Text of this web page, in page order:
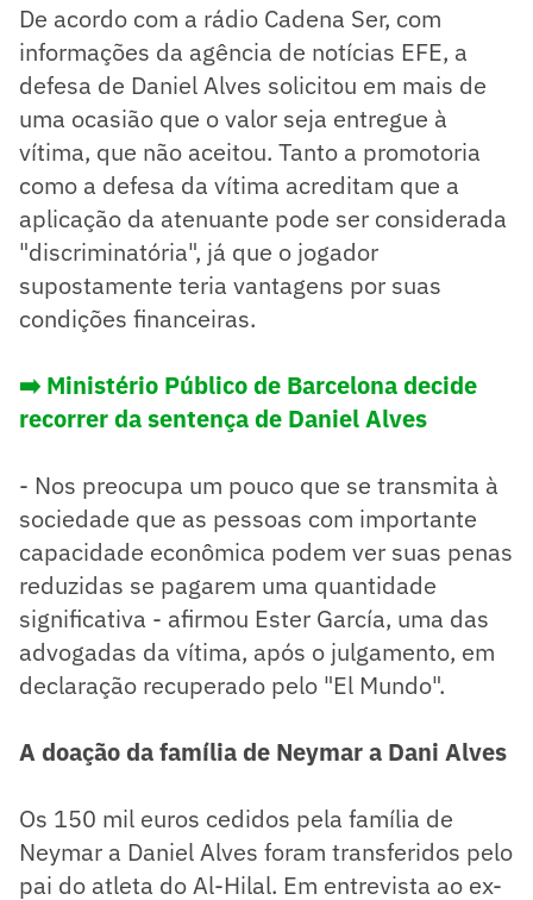
De acordo com a rádio Cadena Ser, com
informações da agência de notícias EFE, a
defesa de Daniel Alves solicitou em mais de
uma ocasião que o valor seja entregue à
vítima, que não aceitou. Tanto a promotoria
como a defesa da vítima acreditam que a
aplicação da atenuante pode ser considerada
"discriminatória", já que o jogador
supostamente teria vantagens por suas
condições financeiras.
➡️ Ministério Público de Barcelona decide
recorrer da sentença de Daniel Alves
- Nos preocupa um pouco que se transmita à
sociedade que as pessoas com importante
capacidade econômica podem ver suas penas
reduzidas se pagarem uma quantidade
significativa - afirmou Ester García, uma das
advogadas da vítima, após o julgamento, em
declaração recuperado pelo "El Mundo".
A doação da família de Neymar a Dani Alves
Os 150 mil euros cedidos pela família de
Neymar a Daniel Alves foram transferidos pelo
pai do atleta do Al-Hilal. Em entrevista ao ex-